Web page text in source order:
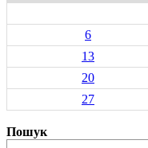
6
13
20
27
Пошук